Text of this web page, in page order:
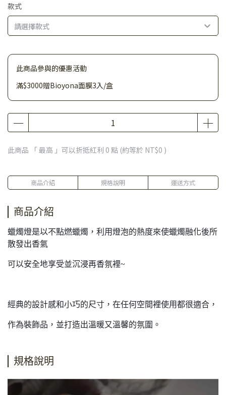
款式
請選擇款式
此商品參與的優惠活動
滿$3000贈Bioyona面膜3入/盒
此商品 「 最高 」可以折抵紅利 0 點 (約等於 NT$0 )
商品介紹 規格說明 運送方式
商品介紹
蠟燭燈是以不點燃蠟燭，利用燈泡的熱度來使蠟燭融化後所
散發出香氣
可以安全地享受並沉浸再香氛裡~
經典的設計感和小巧的尺寸，在任何空間裡使用都很適合，
作為裝飾品，並打造出溫暖又溫馨的氛圍。
規格說明